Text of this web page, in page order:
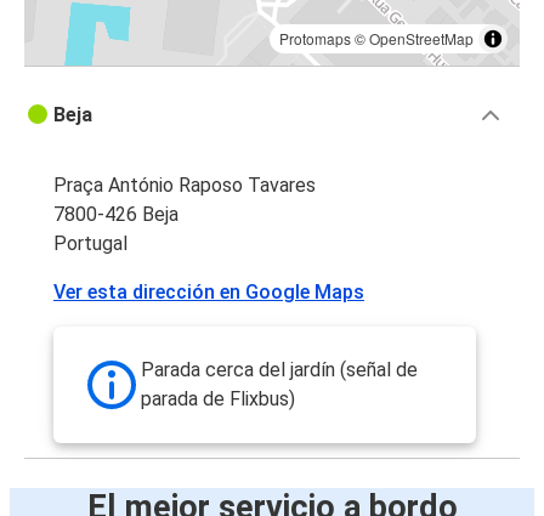
Protomaps©OpenStreetMap
Beja
Praça António Raposo Tavares
7800-426 Beja
Portugal
Ver esta dirección en Google Maps
Parada cerca del jardín (señal de
parada de Flixbus)
El mejor servicio a bordo